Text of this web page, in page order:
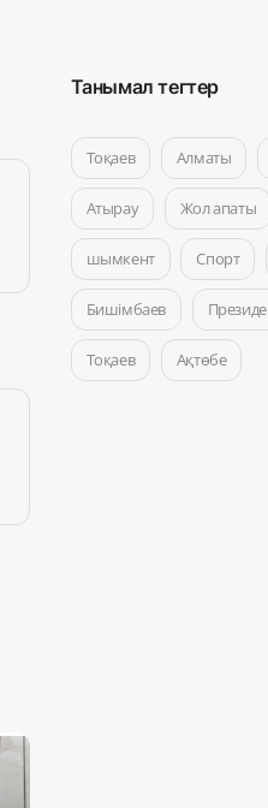
Танымал тегтер
Тоқаев Алматы
Атырау Жол апаты
шымкент Спорт
Бишімбаев
Тоқаев Ақтөбе